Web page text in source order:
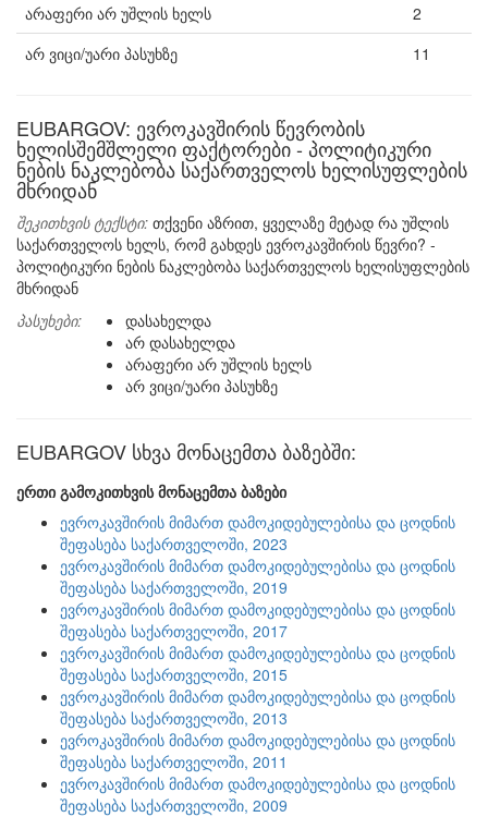
არაფერი არ უშლის ხელს
2
არ ვიცი/უარი პასუხზე
11
EUBARGOV: ევროკავშირის წევრობის
ხელისშემშლელი ფაქტორები - პოლიტიკური
ნების ნაკლებობა საქართველოს ხელისუფლების
მხრიდან
შეკითხვის ტექსტი: თქვენი აზრით, ყველაზე მეტად რა უშლის
საქართველოს ხელს, რომ გახდეს ევროკავშირის წევრი? -
პოლიტიკური ნების ნაკლებობა საქართველოს ხელისუფლების
მხრიდან
პასუხები:
დასახელდა
არ დასახელდა
არაფერი არ უშლის ხელს
არ ვიცი/უარი პასუხზე
EUBARGOV სხვა მონაცემთა ბაზებში:
ერთი გამოკითხვის მონაცემთა ბაზები
ევროკავშირის მიმართ დამოკიდებულებისა და ცოდნის
შეფასება საქართველოში, 2023
ევროკავშირის მიმართ დამოკიდებულებისა და ცოდნის
შეფასება საქართველოში, 2019
ევროკავშირის მიმართ დამოკიდებულებისა და ცოდნის
შეფასება საქართველოში, 2017
ევროკავშირის მიმართ დამოკიდებულებისა და ცოდნის
შეფასება საქართველოში, 2015
ევროკავშირის მიმართ დამოკიდებულებისა და ცოდნის
შეფასება საქართველოში, 2013
ევროკავშირის მიმართ დამოკიდებულებისა და ცოდნის
შეფასება საქართველოში, 2011
ევროკავშირის მიმართ დამოკიდებულებისა და ცოდნის
შეფასება საქართველოში, 2009